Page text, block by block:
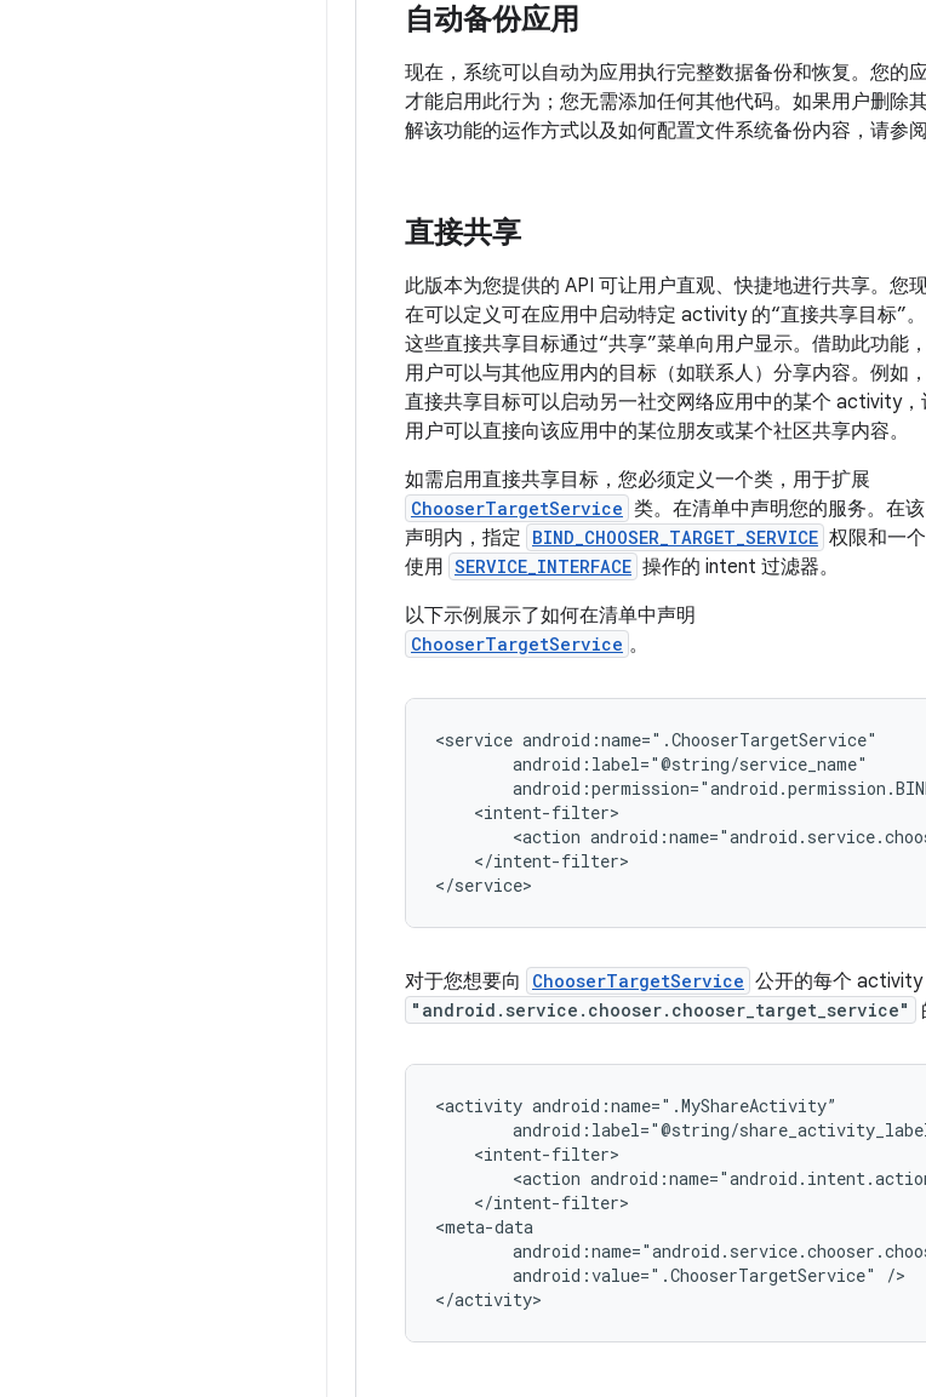
自动备份应用
现在，系统可以自动为应用执行完整数据备份和恢复。您的
才能启用此行为；您无需添加任何其他代码。如果用户删除
解该功能的运作方式以及如何配置文件系统备份内容，请参阅
直接共享
此版本为您提供的 API 可让用户直观、快捷地进行共享。您
在可以定义可在应用中启动特定 activity 的“直接共享目标”。
这些直接共享目标通过“共享”菜单向用户显示。 借助此功能，
用户可以与其他应用内的目标（如联系人）分享内容。例如，
直接共享目标可以启动另一社交网络应用中的某个 activity，
用户可以直接向该应用中的某位朋友或某个社区共享内容。
如需启用直接共享目标，您必须定义一个类，用于扩展
ChooserTargetService 类。在清单中声明您的服务。在该
声明内，指定 BIND_CHOOSER_TARGET_SERVICE 权限和一个
使用 SERVICE_INTERFACE 操作的 intent 过滤器。
以下示例展示了如何在清单中声明
ChooserTargetService 。
<service
<action
</intent-filter>
</service>
对于您想要向 ChooserTargetService 公开的每个 activity
"android.service.chooser.chooser_target_service"
<activity
<action
</intent-filter>
android:value=".ChooserTargetService"
/>
</activity>